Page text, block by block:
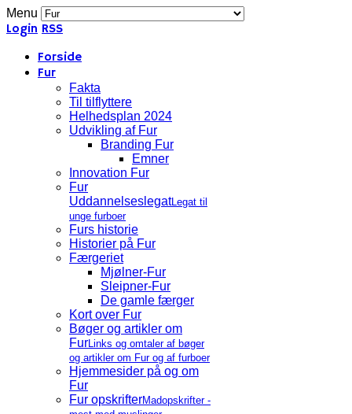
Menu
Login RSS
Forside
Fur
Fakta
Til tilflyttere
Helhedsplan 2024
Udvikling af Fur
Branding Fur
Emner
Innovation Fur
Fur
UddannelseslegatLegat til
unge furboer
Furs historie
Historier på Fur
Færgeriet
Mjølner-Fur
Sleipner-Fur
De gamle færger
Kort over Fur
Bøger og artikler om
FurLinks og omtaler af bøger
og artikler om Fur og af furboer
Hjemmesider på og om
Fur
Fur opskrifterMadopskrifter -